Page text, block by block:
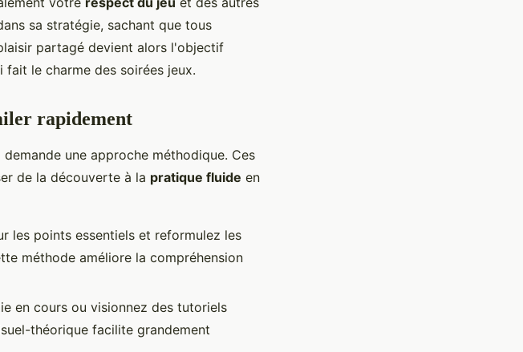
sa stratégie, sachant que tous
partagé devient alors l'objectif
le charme des soirées jeux.
rapidement
une approche méthodique. Ces
de la découverte à la pratique fluide en
les points essentiels et reformulez les
méthode améliore la compréhension
en cours ou visionnez des tutoriels
théorique facilite grandement